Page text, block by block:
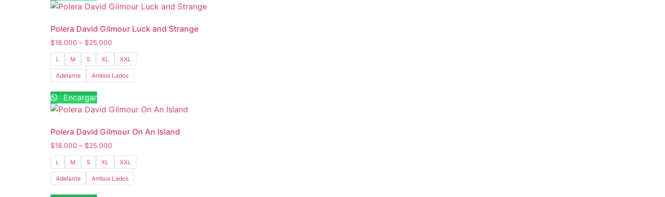
Polera David Gilmour Luck and Strange
$18.000 – $25.000
L M S XL XXL
Adelante Ambos Lados
Encargar
Polera David Gilmour On An Island
$18.000 – $25.000
L M S XL XXL
Adelante Ambos Lados